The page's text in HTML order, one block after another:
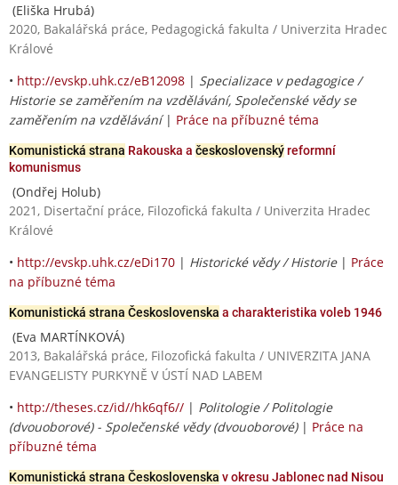
(Eliška Hrubá)
2020, Bakalářská práce, Pedagogická fakulta / Univerzita Hradec
Králové
• http://evskp.uhk.cz/eB12098 | Specializace v pedagogice /
Historie se zaměřením na vzdělávání, Společenské vědy se
zaměřením na vzdělávání| Práce na příbuzné téma
Komunistická strana Rakouska a československýreformní
komunismus
(Ondřej Holub)
2021, Disertační práce, Filozofická fakulta / Univerzita Hradec
Králové
• http://evskp.uhk.cz/eDi170 | Historické vědy / Historie| Práce
na příbuzné téma
Komunistická strana Československa a charakteristika voleb 1946
(Eva MARTÍNKOVÁ)
2013, Bakalářská práce, Filozofická fakulta / UNIVERZITA JANA
EVANGELISTY PURKYNĚ V ÚSTÍ NAD LABEM
• http://theses.cz/id//hk6qf6// | Politologie / Politologie
(dvouoborové) - Společenské vědy (dvouoborové)| Práce na
příbuzné téma
Komunistická strana Československa v okresu Jablonec nad Nisou